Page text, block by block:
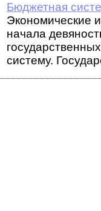
Бюджетная
Экономические
начала
систему.